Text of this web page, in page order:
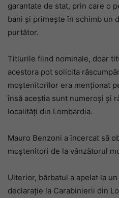
garantate de stat, prin care o
bani și primește în schimb un
purtător.
Titlurile fiind nominale, doar
acestora pot solicita
moștenitorilor era menționat
însă aceștia sunt numeroși și
localități din Lombardia.
Mauro Benzoni a încercat să
moștenitori de la vânzătorul
Ulterior, bărbatul a apelat la
declarație la Carabinierii din